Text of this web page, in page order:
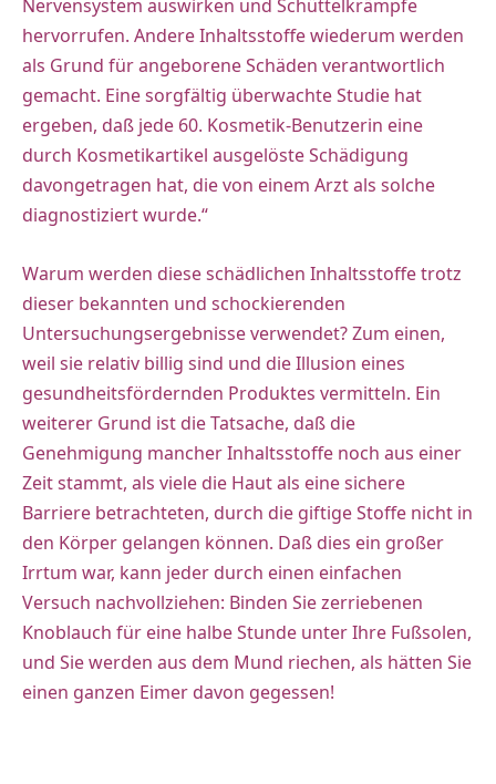
Nervensystem auswirken und Schüttelkrämpfe
hervorrufen. Andere Inhaltsstoffe wiederum werden
als Grund für angeborene Schäden verantwortlich
gemacht. Eine sorgfältig überwachte Studie hat
ergeben, daß jede 60. Kosmetik-Benutzerin eine
durch Kosmetikartikel ausgelöste Schädigung
davongetragen hat, die von einem Arzt als solche
diagnostiziert wurde.“
Warum werden diese schädlichen Inhaltsstoffe trotz
dieser bekannten und schockierenden
Untersuchungsergebnisse verwendet? Zum einen,
weil sie relativ billig sind und die Illusion eines
gesundheitsfördernden Produktes vermitteln. Ein
weiterer Grund ist die Tatsache, daß die
Genehmigung mancher Inhaltsstoffe noch aus einer
Zeit stammt, als viele die Haut als eine sichere
Barriere betrachteten, durch die giftige Stoffe nicht in
den Körper gelangen können. Daß dies ein großer
Irrtum war, kann jeder durch einen einfachen
Versuch nachvollziehen: Binden Sie zerriebenen
Knoblauch für eine halbe Stunde unter Ihre Fußsolen,
und Sie werden aus dem Mund riechen, als hätten Sie
einen ganzen Eimer davon gegessen!